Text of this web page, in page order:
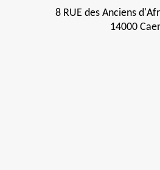
8 RUE des Anciens
14000